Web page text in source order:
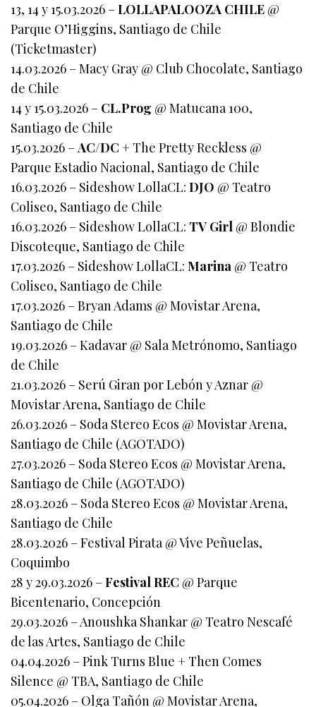
13, 14 y 15.03.2026 –LOLLAPALOOZA CHILE @
Parque O’Higgins, Santiago de Chile
(Ticketmaster)
14.03.2026 – Macy Gray @ Club Chocolate, Santiago
de Chile
14 y 15.03.2026 – CL.Prog @ Matucana 100,
Santiago de Chile
15.03.2026 –AC/DC + The Pretty Reckless @
Parque Estadio Nacional, Santiago de Chile
16.03.2026 – Sideshow LollaCL:DJO @ Teatro
Coliseo, Santiago de Chile
16.03.2026 – Sideshow LollaCL: TV Girl @ Blondie
Discoteque, Santiago de Chile
17.03.2026 – Sideshow LollaCL:Marina @ Teatro
Coliseo, Santiago de Chile
17.03.2026 – Bryan Adams @ Movistar Arena,
Santiago de Chile
19.03.2026 – Kadavar @ Sala Metrónomo, Santiago
de Chile
21.03.2026 – Serú Giran por Lebón y Aznar @
Movistar Arena, Santiago de Chile
26.03.2026 – Soda Stereo Ecos @ Movistar Arena,
Santiago de Chile (AGOTADO)
27.03.2026 – Soda Stereo Ecos @ Movistar Arena,
Santiago de Chile (AGOTADO)
28.03.2026 – Soda Stereo Ecos @ Movistar Arena,
Santiago de Chile
28.03.2026 – Festival Pirata @ Vive Peñuelas,
Coquimbo
28 y 29.03.2026 –Festival REC @ Parque
Bicentenario, Concepción
29.03.2026 – Anoushka Shankar @ Teatro Nescafé
de las Artes, Santiago de Chile
04.04.2026 – Pink Turns Blue + Then Comes
Silence @ TBA, Santiago de Chile
05.04.2026 – Olga Tañón @ Movistar Arena,